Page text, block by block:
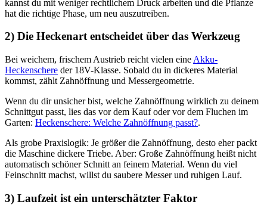
kannst du mit weniger rechtlichem Druck arbeiten und die Pflanze
hat die richtige Phase, um neu auszutreiben.
2) Die Heckenart entscheidet über das Werkzeug
Bei weichem, frischem Austrieb reicht vielen eine Akku-
Heckenschere der 18V-Klasse. Sobald du in dickeres Material
kommst, zählt Zahnöffnung und Messergeometrie.
Wenn du dir unsicher bist, welche Zahnöffnung wirklich zu deinem
Schnittgut passt, lies das vor dem Kauf oder vor dem Fluchen im
Garten: Heckenschere: Welche Zahnöffnung passt?.
Als grobe Praxislogik: Je größer die Zahnöffnung, desto eher packt
die Maschine dickere Triebe. Aber: Große Zahnöffnung heißt nicht
automatisch schöner Schnitt an feinem Material. Wenn du viel
Feinschnitt machst, willst du saubere Messer und ruhigen Lauf.
3) Laufzeit ist ein unterschätzter Faktor